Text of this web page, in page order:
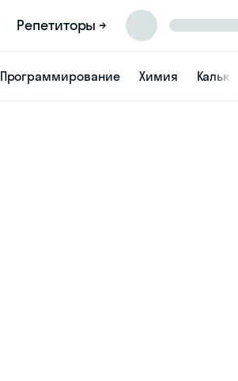
Репетиторы →
Программирование Химия